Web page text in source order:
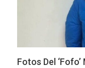
Fotos Del